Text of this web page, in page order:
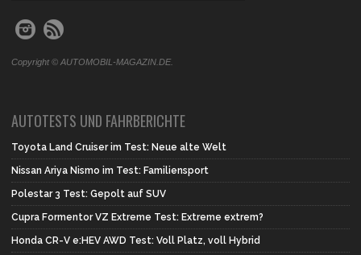
Copyright © AUTOMOBIL-MAGAZIN.DE.
AUTOTESTS UND FAHRBERICHTE
Toyota Land Cruiser im Test: Neue alte Welt
Nissan Ariya Nismo im Test: Familiensport
Polestar 3 Test: Gepolt auf SUV
Cupra Formentor VZ Extreme Test: Extreme extrem?
Honda CR-V e:HEV AWD Test: Voll Platz, voll Hybrid